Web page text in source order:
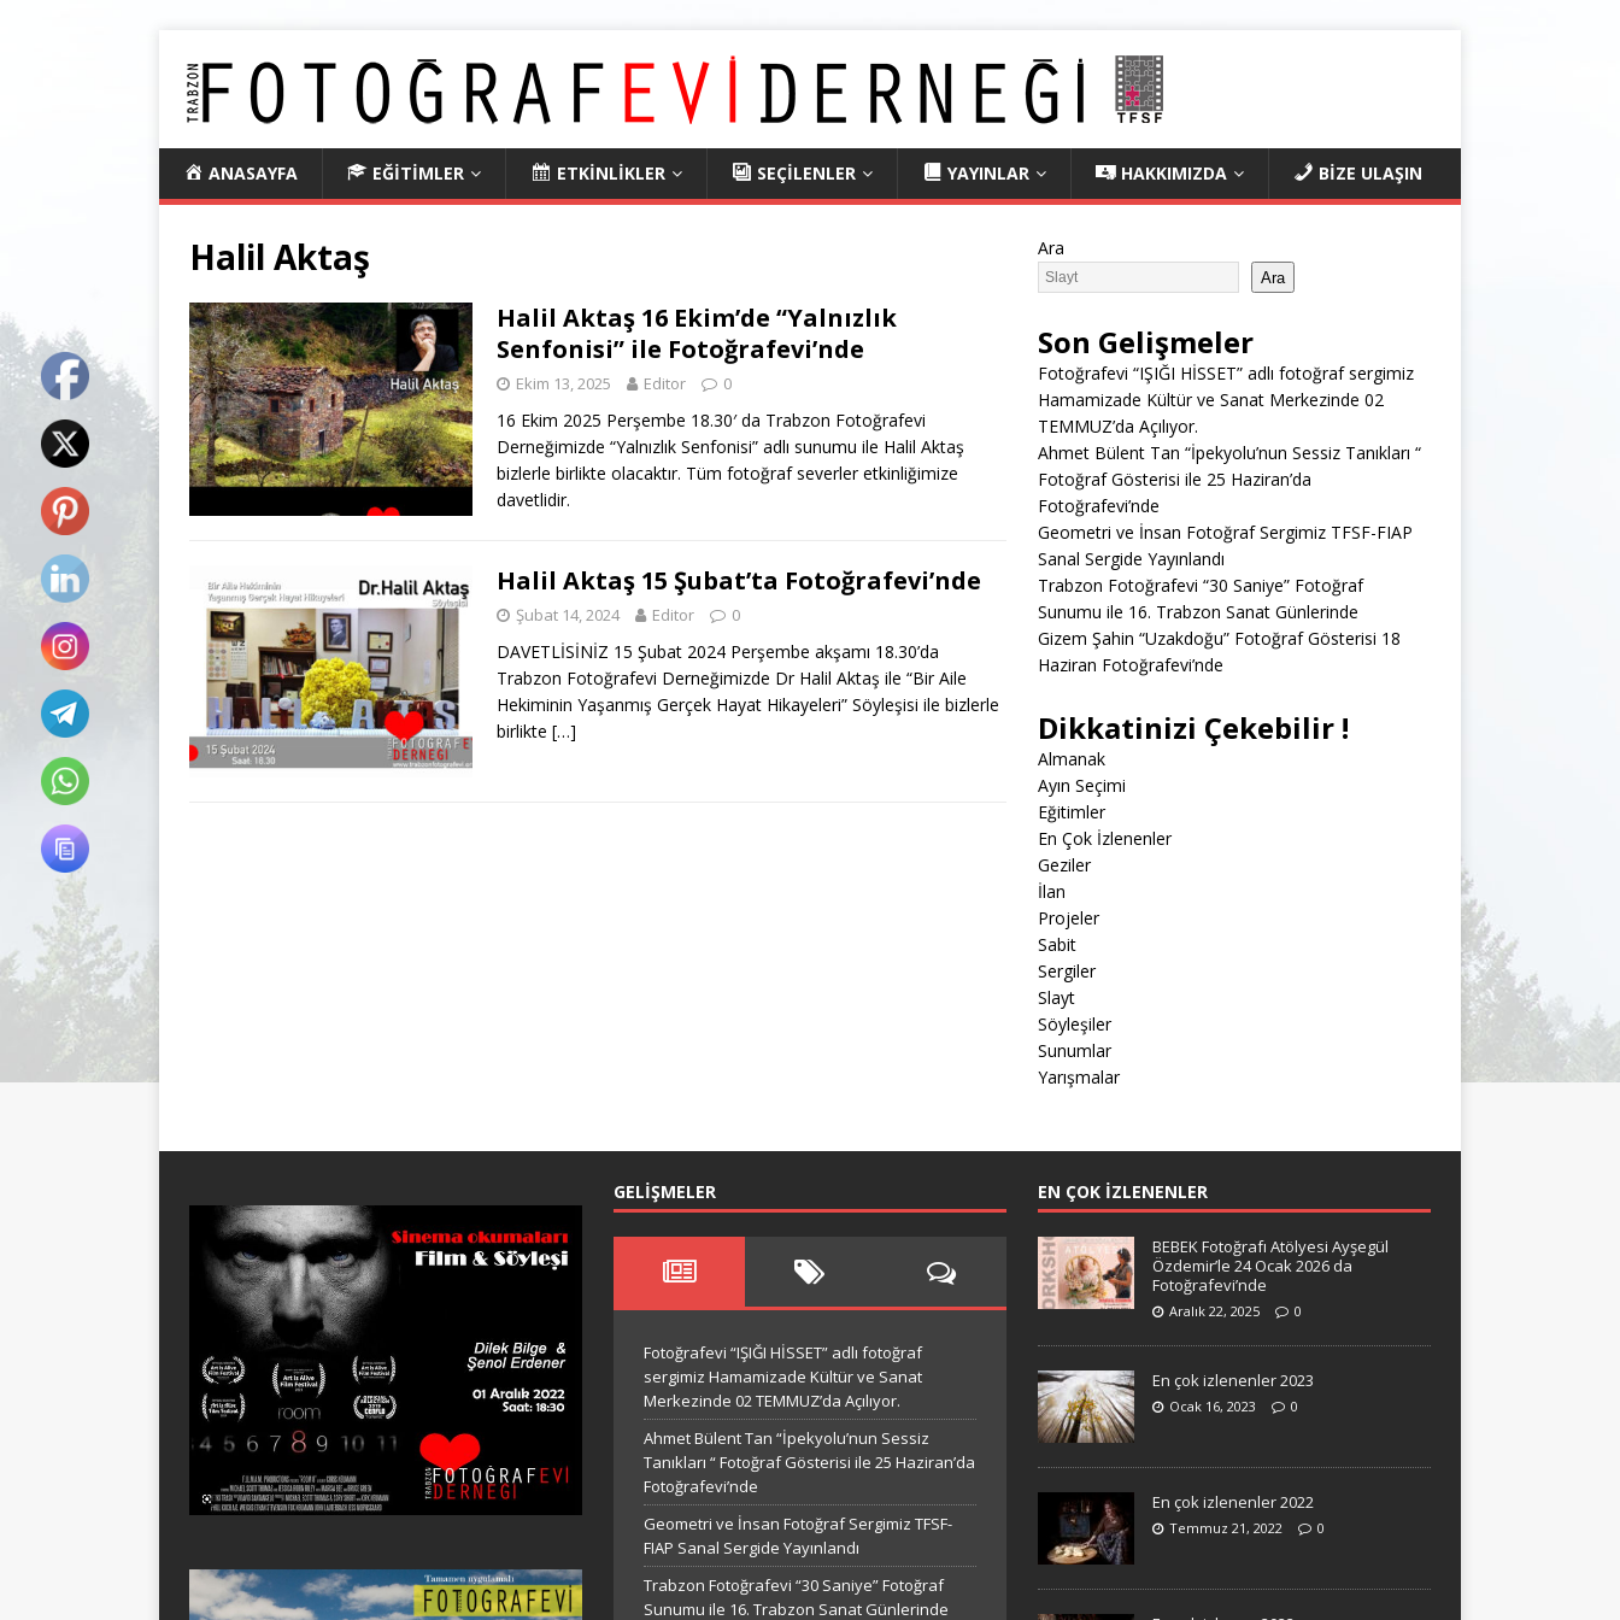
ANASAYFA EĞİTİMLER ETKİNLİKLER SEÇİLENLER YAYINLAR HAKKIMIZDA BİZE ULAŞIN
Halil Aktaş
Halil Aktaş 16 Ekim’de “Yalnızlık
Senfonisi” ile Fotoğrafevi’nde
Ekim 13, 2025 Editor 0
16 Ekim 2025 Perşembe 18.30′ da Trabzon Fotoğrafevi
Derneğimizde “Yalnızlık Senfonisi” adlı sunumu ile Halil Aktaş
bizlerle birlikte olacaktır. Tüm fotoğraf severler etkinliğimize
davetlidir.
Halil Aktaş 15 Şubat’ta Fotoğrafevi’nde
Şubat 14, 2024 Editor 0
DAVETLİSİNİZ 15 Şubat 2024 Perşembe akşamı 18.30’da
Trabzon Fotoğrafevi Derneğimizde Dr Halil Aktaş ile “Bir Aile
Hekiminin Yaşanmış Gerçek Hayat Hikayeleri” Söyleşisi ile⁩ bizlerle
birlikte […]
Ara
Ara
Son Gelişmeler
Fotoğrafevi “IŞIĞI HİSSET” adlı fotoğraf sergimiz
Hamamizade Kültür ve Sanat Merkezinde 02
TEMMUZ’da Açılıyor.
Ahmet Bülent Tan “İpekyolu’nun Sessiz Tanıkları “
Fotoğraf Gösterisi ile 25 Haziran’da
Fotoğrafevi’nde
Geometri ve İnsan Fotoğraf Sergimiz TFSF-FIAP
Sanal Sergide Yayınlandı
Trabzon Fotoğrafevi “30 Saniye” Fotoğraf
Sunumu ile 16. Trabzon Sanat Günlerinde
Gizem Şahin “Uzakdoğu” Fotoğraf Gösterisi 18
Haziran Fotoğrafevi’nde
Dikkatinizi Çekebilir !
Almanak
Ayın Seçimi
Eğitimler
En Çok İzlenenler
Geziler
İlan
Projeler
Sabit
Sergiler
Slayt
Söyleşiler
Sunumlar
Yarışmalar
GELIŞMELER
Fotoğrafevi “IŞIĞI HİSSET” adlı fotoğraf
sergimiz Hamamizade Kültür ve Sanat
Merkezinde 02 TEMMUZ’da Açılıyor.
Ahmet Bülent Tan “İpekyolu’nun Sessiz
Tanıkları “ Fotoğraf Gösterisi ile 25 Haziran’da
Fotoğrafevi’nde
Geometri ve İnsan Fotoğraf Sergimiz TFSF-
FIAP Sanal Sergide Yayınlandı
Trabzon Fotoğrafevi “30 Saniye” Fotoğraf
Sunumu ile 16. Trabzon Sanat Günlerinde
EN ÇOK İZLENENLER
BEBEK Fotoğrafı Atölyesi Ayşegül
Özdemir’le 24 Ocak 2026 da
Fotoğrafevi’nde
Aralık 22, 2025 0
En çok izlenenler 2023
Ocak 16, 2023 0
En çok izlenenler 2022
Temmuz 21, 2022 0